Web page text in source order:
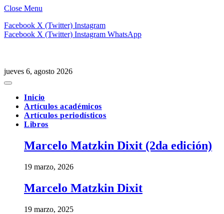
Close Menu
Facebook X (Twitter) Instagram
Facebook X (Twitter) Instagram WhatsApp
jueves 6, agosto 2026
Inicio
Artículos académicos
Artículos periodísticos
Libros
Marcelo Matzkin Dixit (2da edición)
19 marzo, 2026
Marcelo Matzkin Dixit
19 marzo, 2025